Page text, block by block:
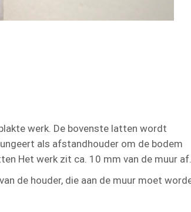
werk. De bovenste latten wordt
als afstandhouder om de bodem
Het werk zit ca. 10 mm van de muur af.
de houder, die aan de muur moet